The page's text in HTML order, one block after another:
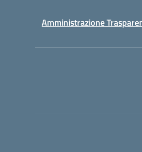
Amministrazione